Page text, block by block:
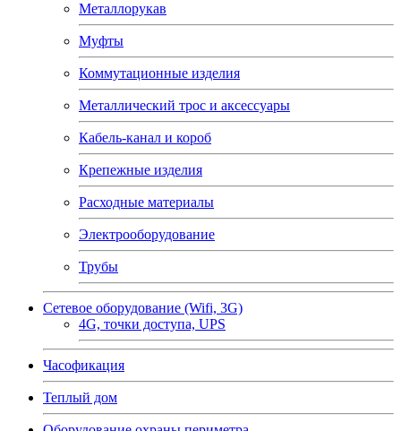
Металлорукав
Муфты
Коммутационные изделия
Металлический трос и аксессуары
Кабель-канал и короб
Крепежные изделия
Расходные материалы
Электрооборудование
Трубы
Сетевое оборудование (Wifi, 3G)
4G, точки доступа, UPS
Часофикация
Теплый дом